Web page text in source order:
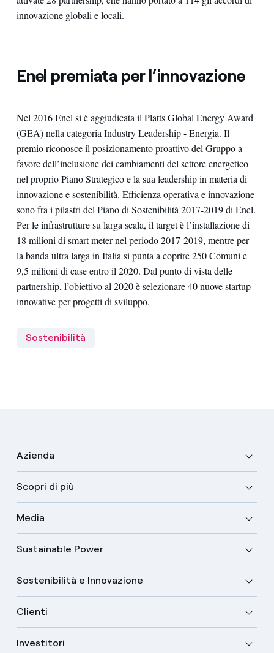
innovazione globali e locali.
Enel premiata per l’innovazione
Nel 2016 Enel si è aggiudicata il Platts Global Energy Award
(GEA) nella categoria Industry Leadership - Energia. Il
premio riconosce il posizionamento proattivo del Gruppo a
favore dell’inclusione dei cambiamenti del settore energetico
nel proprio Piano Strategico e la sua leadership in materia di
innovazione e sostenibilità. Efficienza operativa e innovazione
sono fra i pilastri del Piano di Sostenibilità 2017-2019 di Enel.
Per le infrastrutture su larga scala, il target è l’installazione di
18 milioni di smart meter nel periodo 2017-2019, mentre per
la banda ultra larga in Italia si punta a coprire 250 Comuni e
9,5 milioni di case entro il 2020. Dal punto di vista delle
partnership, l’obiettivo al 2020 è selezionare 40 nuove startup
innovative per progetti di sviluppo.
Sostenibilità
Azienda
Scopri di più
Media
Sustainable Power
Sostenibilità e Innovazione
Clienti
Investitori